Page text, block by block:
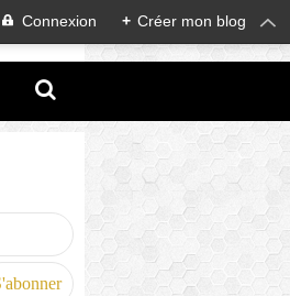
Connexion + Créer mon blog